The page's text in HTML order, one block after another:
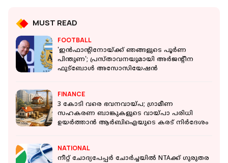
MUST READ
FOOTBALL
'ഇൻഫാന്‍റിനോയ്ക്ക് ഞങ്ങളുടെ പൂര്‍ണ
പിന്തുണ'; പ്രസ്താവനയുമായി അർജന്‍റീന
ഫുട്ബോൾ അസോസിയേഷൻ
FINANCE
3 കോടി വരെ ഭവനവായ്പ; ഗ്രാമീണ
സഹകരണ ബാങ്കുകളുടെ വായ്പാ പരിധി
ഉയർത്താൻ ആർബിഐയുടെ കരട് നിർദേശം
NATIONAL
നീറ്റ് ചോദ്യപേപ്പർ ചോർച്ചയിൽ NTAക്ക് ഗുരുതര